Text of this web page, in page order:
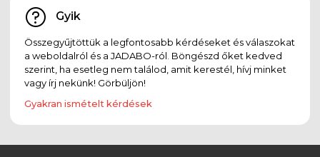
Gyik
Összegyűjtöttük a legfontosabb kérdéseket és válaszokat
a weboldalról és a JADABO-ról. Böngészd őket kedved
szerint, ha esetleg nem találod, amit kerestél, hívj minket
vagy írj nekünk! Görbüljön!
Gyakran ismételt kérdések